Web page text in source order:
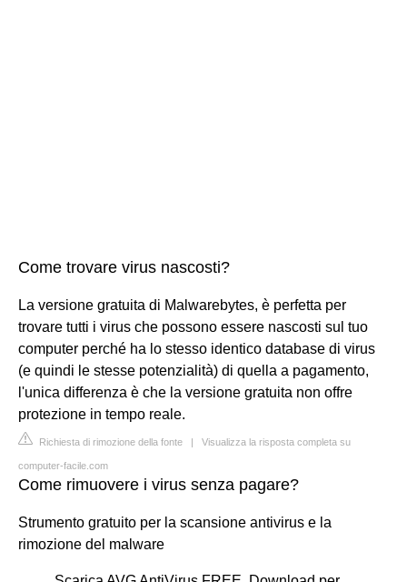
Come trovare virus nascosti?
La versione gratuita di Malwarebytes, è perfetta per
trovare tutti i virus che possono essere nascosti sul tuo
computer perché ha lo stesso identico database di virus
(e quindi le stesse potenzialità) di quella a pagamento,
l'unica differenza è che la versione gratuita non offre
protezione in tempo reale.
Richiesta di rimozione della fonte | Visualizza la risposta completa su
computer-facile.com
Come rimuovere i virus senza pagare?
Strumento gratuito per la scansione antivirus e la
rimozione del malware